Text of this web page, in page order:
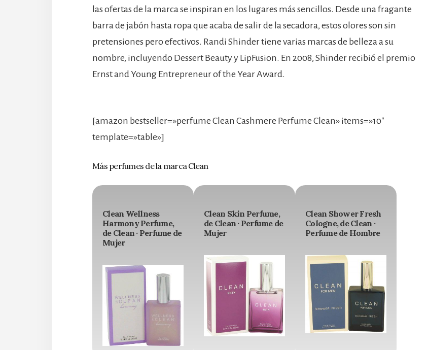
las ofertas de la marca se inspiran en los lugares más sencillos. Desde una fragante
barra de jabón hasta ropa que acaba de salir de la secadora, estos olores son sin
pretensiones pero efectivos. Randi Shinder tiene varias marcas de belleza a su
nombre, incluyendo Dessert Beauty y LipFusion. En 2008, Shinder recibió el premio
Ernst and Young Entrepreneur of the Year Award.
[amazon bestseller=»perfume Clean Cashmere Perfume Clean» items=»10″
template=»table»]
Más perfumes de la marca Clean
Clean Wellness
Harmony Perfume,
de Clean · Perfume de
Mujer
Clean Skin Perfume,
de Clean · Perfume de
Mujer
Clean Shower Fresh
Cologne, de Clean ·
Perfume de Hombre